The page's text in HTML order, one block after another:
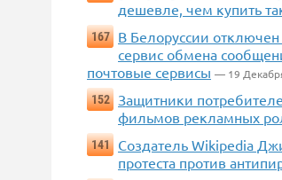
дешевле, чем купить
167
В Белоруссии отключен
сервис обмена
почтовые сервисы — 19
152 Защитники
фильмов рекламных
141
Создатель Wikipedia
протеста против